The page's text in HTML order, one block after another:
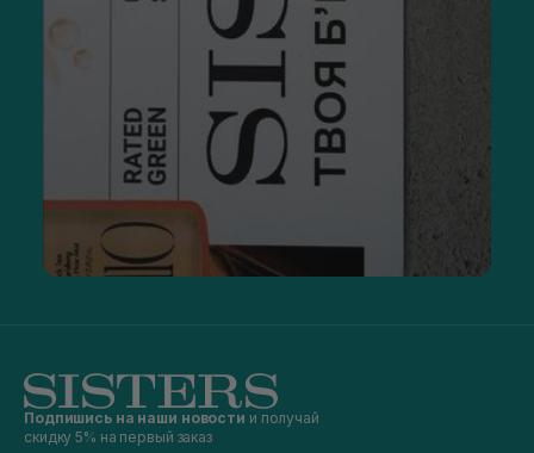
Подпишись на наши новости и получай
скидку 5% на первый заказ